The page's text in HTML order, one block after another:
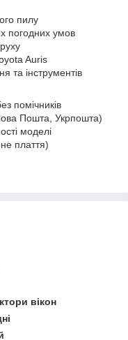
пилу
погодних умов
Auris
та інструментів
помічників
Пошта, Укрпошта)
моделі
плаття)
вікон